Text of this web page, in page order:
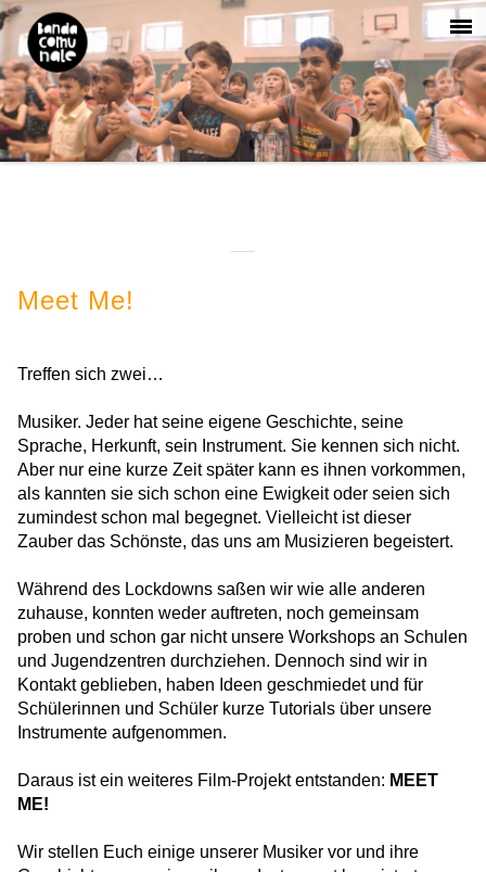
Meet Me!
Treffen sich zwei…
Musiker. Jeder hat seine eigene Geschichte, seine
Sprache, Herkunft, sein Instrument. Sie kennen sich nicht.
Aber nur eine kurze Zeit später kann es ihnen vorkommen,
als kannten sie sich schon eine Ewigkeit oder seien sich
zumindest schon mal begegnet. Vielleicht ist dieser
Zauber das Schönste, das uns am Musizieren begeistert.
Während des Lockdowns saßen wir wie alle anderen
zuhause, konnten weder auftreten, noch gemeinsam
proben und schon gar nicht unsere Workshops an Schulen
und Jugendzentren durchziehen. Dennoch sind wir in
Kontakt geblieben, haben Ideen geschmiedet und für
Schülerinnen und Schüler kurze Tutorials über unsere
Instrumente aufgenommen.
Daraus ist ein weiteres Film-Projekt entstanden: MEET
ME!
Wir stellen Euch einige unserer Musiker vor und ihre